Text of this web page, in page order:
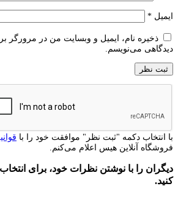
ایمیل *
ذخیره نام، ایمیل و وبسایت من در مرورگر
دیدگاهی می‌نویسم.
با انتخاب دکمه "ثبت نظر" موافقت خود را با
فروشگاه آنلاین هیس اعلام می‌کنم.
دیگران را با نوشتن نظرات خود، برای
کنید.